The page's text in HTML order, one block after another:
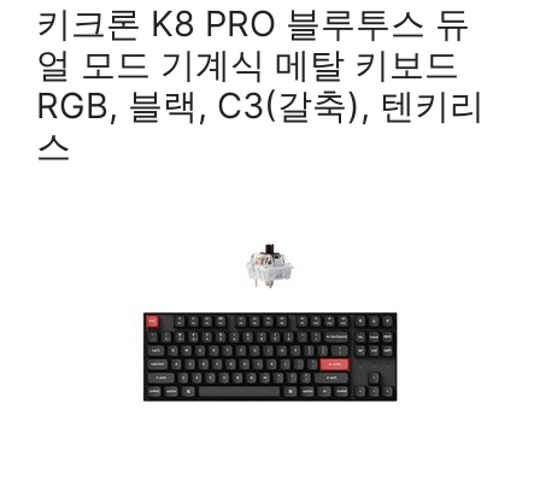
키크론 K8 PRO 블루투스 듀
얼 모드 기계식 메탈 키보드
RGB, 블랙, C3(갈축), 텐키리
스